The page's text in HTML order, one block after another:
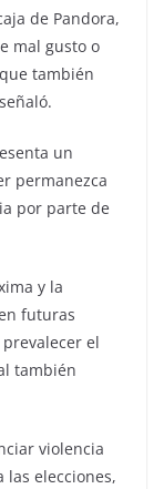
de Pandora,
mal gusto o
también
un
permanezca
por parte de
y la
futuras
el
también
violencia
las elecciones,